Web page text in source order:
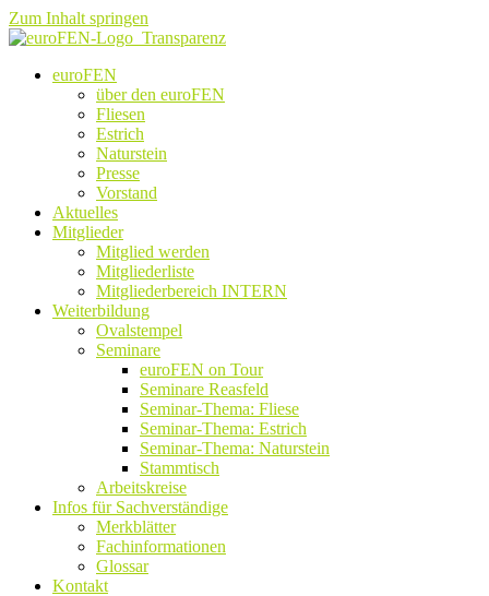
Zum Inhalt springen
euroFEN
über den euroFEN
Fliesen
Estrich
Naturstein
Presse
Vorstand
Aktuelles
Mitglieder
Mitglied werden
Mitgliederliste
Mitgliederbereich INTERN
Weiterbildung
Ovalstempel
Seminare
euroFEN on Tour
Seminare Reasfeld
Seminar-Thema: Fliese
Seminar-Thema: Estrich
Seminar-Thema: Naturstein
Stammtisch
Arbeitskreise
Infos für Sachverständige
Merkblätter
Fachinformationen
Glossar
Kontakt